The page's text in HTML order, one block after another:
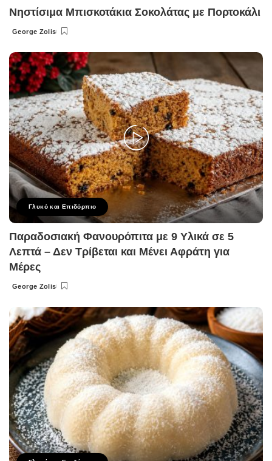
Νηστίσιμα Μπισκοτάκια Σοκολάτας με Πορτοκάλι
Posted
George Zolis
Γλυκό και Επιδόρπιο
Παραδοσιακή Φανουρόπιτα με 9 Υλικά σε 5
Λεπτά – Δεν Τρίβεται και Μένει Αφράτη για
Μέρες
Posted
George Zolis